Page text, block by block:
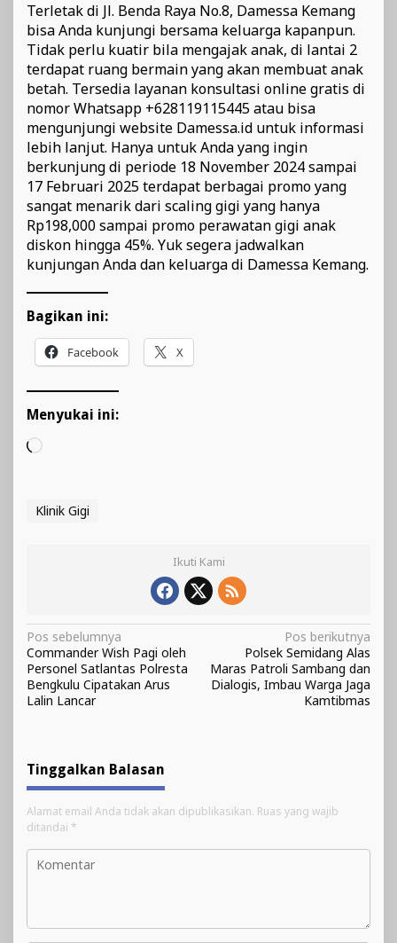
Terletak di Jl. Benda Raya No.8, Damessa Kemang
bisa Anda kunjungi bersama keluarga kapanpun.
Tidak perlu kuatir bila mengajak anak, di lantai 2
terdapat ruang bermain yang akan membuat anak
betah. Tersedia layanan konsultasi online gratis di
nomor Whatsapp +628119115445 atau bisa
mengunjungi website Damessa.id untuk informasi
lebih lanjut. Hanya untuk Anda yang ingin
berkunjung di periode 18 November 2024 sampai
17 Februari 2025 terdapat berbagai promo yang
sangat menarik dari scaling gigi yang hanya
Rp198,000 sampai promo perawatan gigi anak
diskon hingga 45%. Yuk segera jadwalkan
kunjungan Anda dan keluarga di Damessa Kemang.
Bagikan ini:
Facebook X
Menyukai ini:
Memuat...
Klinik Gigi
Ikuti Kami
Navigasi
pos
Pos sebelumnya
Commander Wish Pagi oleh
Personel Satlantas Polresta
Bengkulu Cipatakan Arus
Lalin Lancar
Pos berikutnya
Polsek Semidang Alas
Maras Patroli Sambang dan
Dialogis, Imbau Warga Jaga
Kamtibmas
Tinggalkan Balasan
Alamat email Anda tidak akan dipublikasikan. Ruas yang wajib
ditandai *